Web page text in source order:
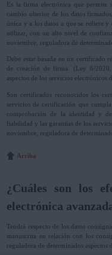
Es la firma electrónica que
cambio ulterior de los datos
única y a los datos a que se refiere
utilizar, con un alto nivel de
noviembre, reguladora de
Debe estar basada en un certificado
de creación de firma. (Ley 6/
aspectos de los servicios electrónicos
Son certificados reconocidos los
servicios de certificación que
comprobación de la identidad y
fiabilidad y las garantías de los
noviembre, reguladora de
Arriba
¿Cuáles son los
electrónica
Tendrá respecto de los datos
manuscrita en relación con los
reguladora de determinados